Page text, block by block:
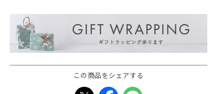
この商品をシェアする